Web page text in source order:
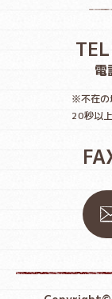
電
※不在の
20秒以